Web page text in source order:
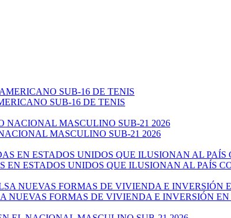
SUB-16 DE TENIS
MASCULINO SUB-21 2026
ESTADOS UNIDOS QUE ILUSIONAN AL PAÍS
NUEVAS FORMAS DE VIVIENDA E INVERSIÓN